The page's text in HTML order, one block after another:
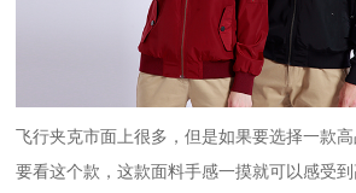
飞行夹克市面上很多，但是如果要选择一款
要看这个款，这款面料手感一摸就可以感受